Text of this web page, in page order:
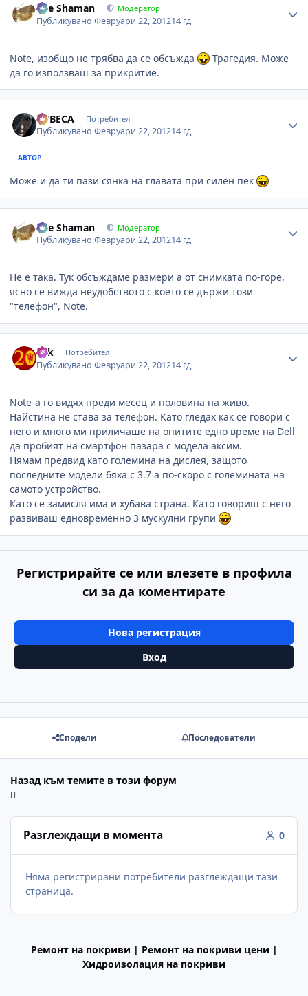
The Shaman Модератор
ПубликуваноФевруари 22, 201214 гд
Note, изобщо не трябва да се обсъжда
Трагедия. Може
да го използваш за прикритие.
LUBECA Потребител
ПубликуваноФевруари 22, 201214 гд
АВТОР
Може и да ти пази сянка на главата при силен пек
The Shaman Модератор
ПубликуваноФевруари 22, 201214 гд
Не е така. Тук обсъждаме размери а от снимката по-горе,
ясно се вижда неудобството с което се държи този
"телефон", Note.
eek Потребител
ПубликуваноФевруари 22, 201214 гд
Note-a го видях преди месец и половина на живо.
Найстина не става за телефон. Като гледах как се говори с
него и много ми приличаше на опитите едно време на Dell
да пробият на смартфон пазара с модела аксим.
Нямам предвид като големина на дислея, защото
последните модели бяха с 3.7 а по-скоро с големината на
самото устройство.
Като се замисля има и хубава страна. Като говориш с него
развиваш едновременно 3 мускулни групи
Регистрирайте се или влезете в профила
си за да коментирате
Нова регистрация
Вход
Сподели Последователи
Назад към темите в този форум
Разглеждащи в момента 0
Няма регистрирани потребители разглеждащи тази
страница.
Ремонт на покриви | Ремонт на покриви цени |
Хидроизолация на покриви